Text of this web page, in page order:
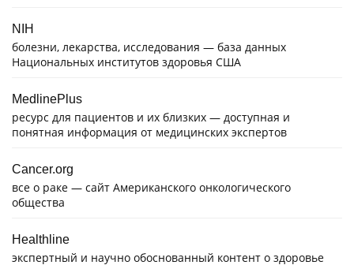
NIH
болезни, лекарства, исследования — база данных
Национальных институтов здоровья США
MedlinePlus
ресурс для пациентов и их близких — доступная и
понятная информация от медицинских экспертов
Cancer.org
все о раке — сайт Американского онкологического
общества
Healthline
экспертный и научно обоснованный контент о здоровье